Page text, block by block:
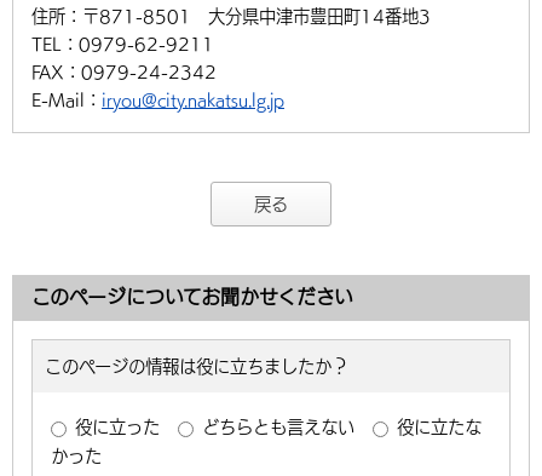
住所： 〒871-8501 大分県中津市豊田町14番地3
TEL： 0979-62-9211
FAX： 0979-24-2342
E-Mail： iryou@city.nakatsu.lg.jp
戻る
このページについてお聞かせください